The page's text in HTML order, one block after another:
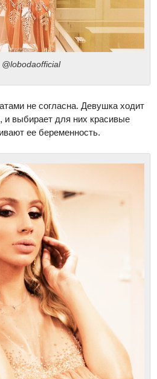
не согласна. Девушка ходит
и выбирает для них красивые
ее беременность.